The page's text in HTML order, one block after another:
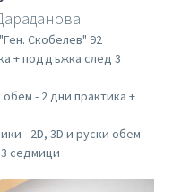
Скобелев" 92
+ поддъжка след 3
обем - 2 дни практика +
- 2D, 3D и руски обем -
седмици